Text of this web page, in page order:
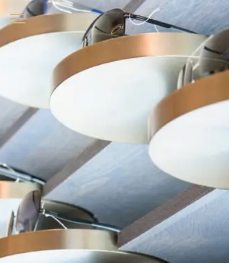
品牌眼鏡、精品墨鏡、名牌太陽眼